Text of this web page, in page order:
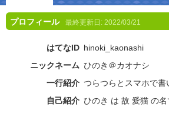
プロフィール 最終更新日: 2022/03/21
はてなID hinoki_kaonashi
ニックネーム ひのき＠カオナシ
一行紹介 つらつらとスマホで
自己紹介 ひのき は 故 愛猫 の名